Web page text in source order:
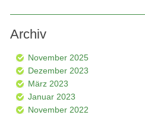
Archiv
November 2025
Dezember 2023
März 2023
Januar 2023
November 2022